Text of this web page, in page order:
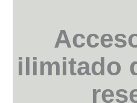
ilimitado